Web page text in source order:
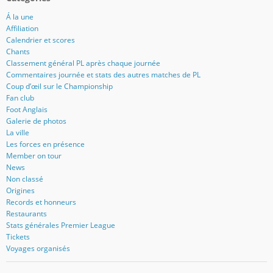
Á la une
Affiliation
Calendrier et scores
Chants
Classement général PL après chaque journée
Commentaires journée et stats des autres matches de PL
Coup d’œil sur le Championship
Fan club
Foot Anglais
Galerie de photos
La ville
Les forces en présence
Member on tour
News
Non classé
Origines
Records et honneurs
Restaurants
Stats générales Premier League
Tickets
Voyages organisés